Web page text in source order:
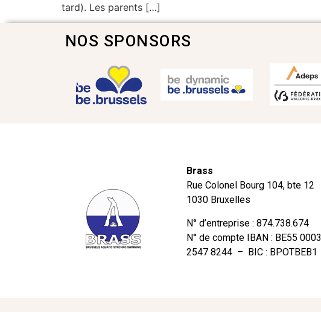
tard). Les parents […]
NOS SPONSORS
Brass
Rue Colonel Bourg 104, bte 12
1030 Bruxelles
N° d’entreprise : 874.738.674
N° de compte IBAN : BE55 0003
2547 8244 – BIC : BPOTBEB1